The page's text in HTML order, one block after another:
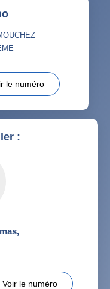
le numéro
:
,
Voir le numéro